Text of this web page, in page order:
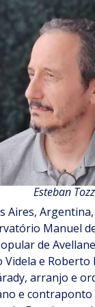
Esteban
Aires, Argentina,
Manuel
de
Videla e Roberto
arranjo e
e